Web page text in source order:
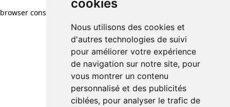
cookies
Nous utilisons des cookies et
d'autres technologies de suivi
pour améliorer votre expérience
de navigation sur notre site, pour
vous montrer un contenu
personnalisé et des publicités
ciblées, pour analyser le trafic de
browser console for more information)